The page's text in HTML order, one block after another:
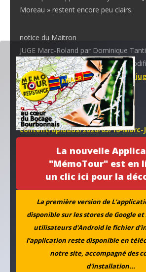
La nouvelle
"MémoTour" est en
un clic ici pour la
La première version de
disponible sur les stores de Google
utilisateurs d'Android le fichier
l’application reste disponible en
notre site, accompagné des
d'installation...
Moreau » restent encore peu clairs.
notice du Maitron
JUGE Marc-Roland par Dominique
en ligne le 2 juillet 2014, dernière
octobre 2024 :https://maitron.fr/
notice du CIERV
https://cierv-vichy.fr/wp-
content/uploads/2020/05/18-Marc-
Dernière lettre à son fils